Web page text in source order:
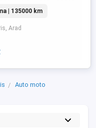
service la zi(05
valabil Dublu
volan incalzire
fata+spate 12 airbaguri 2
jenti aluminiu ...
| 135000 km
Arad
Auto moto